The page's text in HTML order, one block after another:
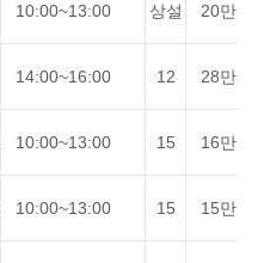
10:00~13:00 상설 20만원
14:00~16:00 12 28만원
10:00~13:00 15 16만원
10:00~13:00 15 15만원